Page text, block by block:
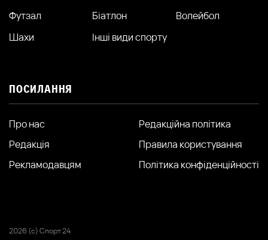
Футзал
Біатлон
Волейбол
Шахи
Інші види спорту
ПОСИЛАННЯ
Про нас
Редакція
Рекламодавцям
Редакційна політика
Правила користування
Політика конфіденційності
2026 (с) Спорт 24